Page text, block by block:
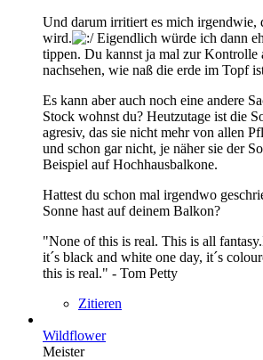
Und darum irritiert es mich irgendwie,
wird.
Eigendlich würde ich dann
tippen. Du kannst ja mal zur Kontrolle
nachsehen, wie naß die erde im Topf
Es kann aber auch noch eine andere
Stock wohnst du? Heutzutage ist die
agresiv, das sie nicht mehr von allen
und schon gar nicht, je näher sie der
Beispiel auf Hochhausbalkone.
Hattest du schon mal irgendwo
Sonne hast auf deinem Balkon?
"None of this is real. This is all
it´s black and white one day, it´s
this is real." - Tom Petty
Zitieren
Wildflower
Meister